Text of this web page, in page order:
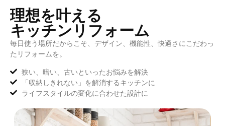
理想を叶える
キッチンリフォーム
毎日使う場所だからこそ、デザイン、機能性、快適さにこだわっ
たリフォームを。
狭い、暗い、古いといったお悩みを解決
「収納しきれない」を解消するキッチンに
ライフスタイルの変化に合わせた設計に